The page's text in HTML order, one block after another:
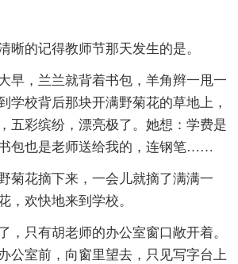
的记得教师节那天发生的是。
，兰兰就背着书包，羊角辫一甩一
学校背后那块开满野菊花的草地上，
五彩缤纷，漂亮极了。她想：学费是
包也是老师送给我的，连钢笔……
花摘下来，一会儿就摘了满满一
，欢快地来到学校。
只有胡老师的办公室窗口敞开着。
公室前，向窗里望去，只见写字台上